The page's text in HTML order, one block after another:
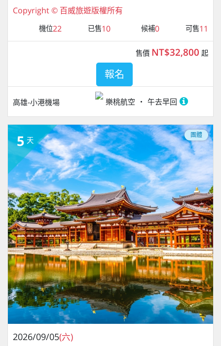
Copyright © 百威旅遊版權所有
機位22 已售10 候補0 可售11
高雄-小港機場 樂桃航空 午去早回
售價 NT$32,800 起
報名
5 天
團體
2026/09/05(六)